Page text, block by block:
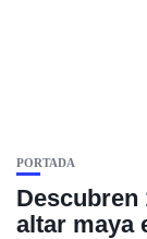
PORTADA
Descubren
altar maya